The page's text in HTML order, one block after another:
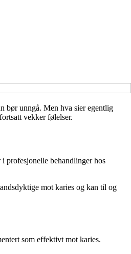
bør unngå. Men hva sier egentlig
vekker følelser.
profesjonelle behandlinger hos
mot karies og kan til og
som effektivt mot karies.